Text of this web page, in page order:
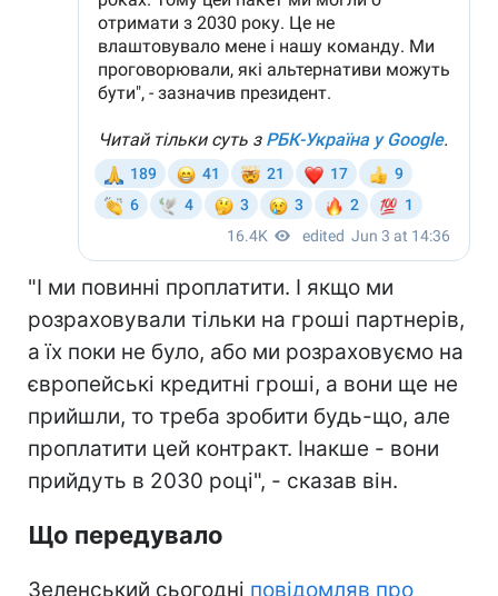
"І ми повинні проплатити. І якщо ми
розраховували тільки на гроші партнерів,
а їх поки не було, або ми розраховуємо на
європейські кредитні гроші, а вони ще не
прийшли, то треба зробити будь-що, але
проплатити цей контракт. Інакше - вони
прийдуть в 2030 році", - сказав він.
Що передувало
Зеленський сьогодні повідомляв про